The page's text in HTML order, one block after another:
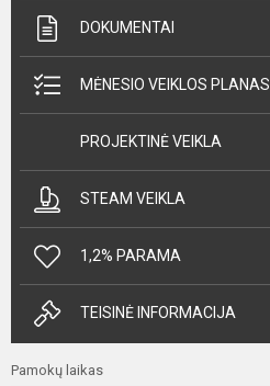
DOKUMENTAI
MĖNESIO VEIKLOS PLANAS
PROJEKTINĖ VEIKLA
STEAM VEIKLA
1,2% PARAMA
TEISINĖ INFORMACIJA
Pamokų laikas